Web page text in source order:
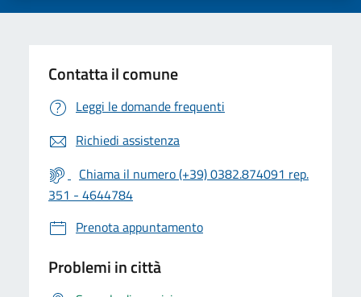
Contatta il comune
Leggi le domande frequenti
Richiedi assistenza
Chiama il numero (+39) 0382.874091 rep.
351 - 4644784
Prenota appuntamento
Problemi in città